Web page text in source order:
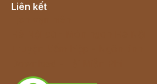
Liên kết